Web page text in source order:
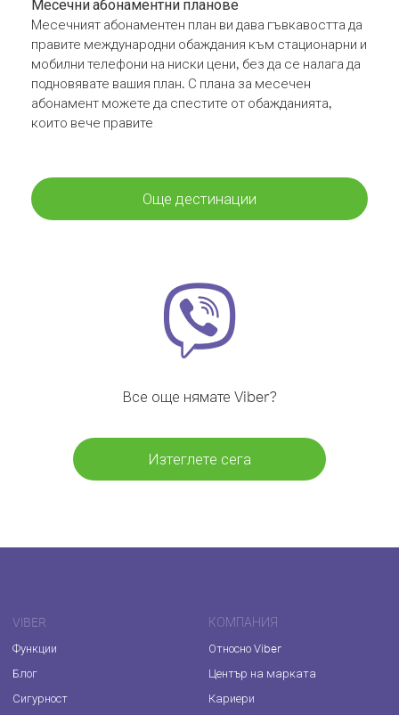
Месечни абонаментни планове
Месечният абонаментен план ви дава гъвкавостта да
правите международни обаждания към стационарни и
мобилни телефони на ниски цени, без да се налага да
подновявате вашия план. С плана за месечен
абонамент можете да спестите от обажданията,
които вече правите
Още дестинации
Все още нямате Viber?
Изтеглете сега
VIBER
Функции
Блог
Сигурност
КОМПАНИЯ
Относно Viber
Център на марката
Кариери